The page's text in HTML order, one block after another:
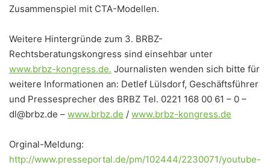
Zusammenspiel mit CTA-Modellen.
Weitere Hintergründe zum 3. BRBZ-
Rechtsberatungskongress sind einsehbar unter
www.brbz-kongress.de. Journalisten wenden sich bitte für
weitere Informationen an: Detlef Lülsdorf, Geschäftsführer
und Pressesprecher des BRBZ Tel. 0221 168 00 61 – 0 –
dl@brbz.de – www.brbz.de / www.brbz-kongress.de
Orginal-Meldung:
http://www.presseportal.de/pm/102444/2230071/youtube-